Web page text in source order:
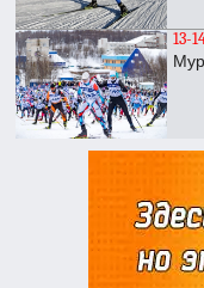
13-